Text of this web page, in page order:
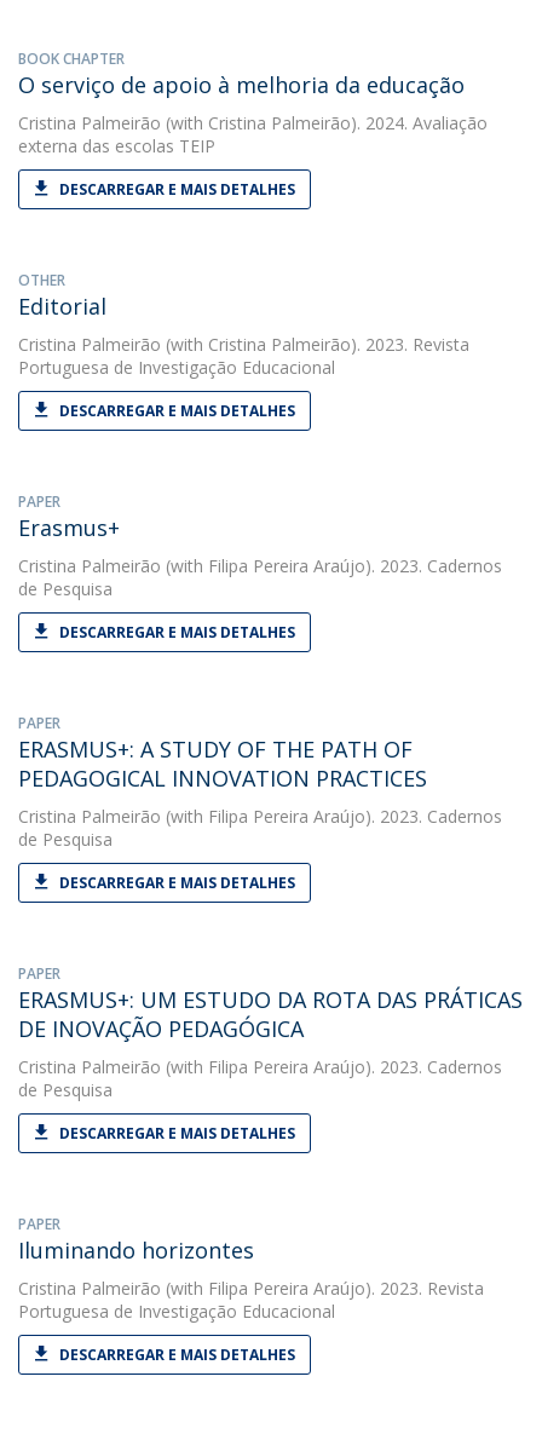
BOOK CHAPTER
O serviço de apoio à melhoria da educação
Cristina Palmeirão (with Cristina Palmeirão). 2024. Avaliação
externa das escolas TEIP
DESCARREGAR E MAIS DETALHES
OTHER
Editorial
Cristina Palmeirão (with Cristina Palmeirão). 2023. Revista
Portuguesa de Investigação Educacional
DESCARREGAR E MAIS DETALHES
PAPER
Erasmus+
Cristina Palmeirão (with Filipa Pereira Araújo). 2023. Cadernos
de Pesquisa
DESCARREGAR E MAIS DETALHES
PAPER
ERASMUS+: A STUDY OF THE PATH OF
PEDAGOGICAL INNOVATION PRACTICES
Cristina Palmeirão (with Filipa Pereira Araújo). 2023. Cadernos
de Pesquisa
DESCARREGAR E MAIS DETALHES
PAPER
ERASMUS+: UM ESTUDO DA ROTA DAS PRÁTICAS
DE INOVAÇÃO PEDAGÓGICA
Cristina Palmeirão (with Filipa Pereira Araújo). 2023. Cadernos
de Pesquisa
DESCARREGAR E MAIS DETALHES
PAPER
Iluminando horizontes
Cristina Palmeirão (with Filipa Pereira Araújo). 2023. Revista
Portuguesa de Investigação Educacional
DESCARREGAR E MAIS DETALHES